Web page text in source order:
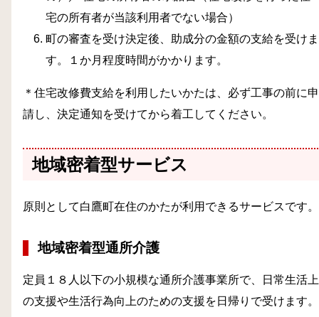
宅の所有者が当該利用者でない場合）
町の審査を受け決定後、助成分の金額の支給を受けま
す。１か月程度時間がかかります。
＊住宅改修費支給を利用したいかたは、必ず工事の前に申
請し、決定通知を受けてから着工してください。
地域密着型サービス
原則として白鷹町在住のかたが利用できるサービスです。
地域密着型通所介護
定員１８人以下の小規模な通所介護事業所で、日常生活上
の支援や生活行為向上のための支援を日帰りで受けます。